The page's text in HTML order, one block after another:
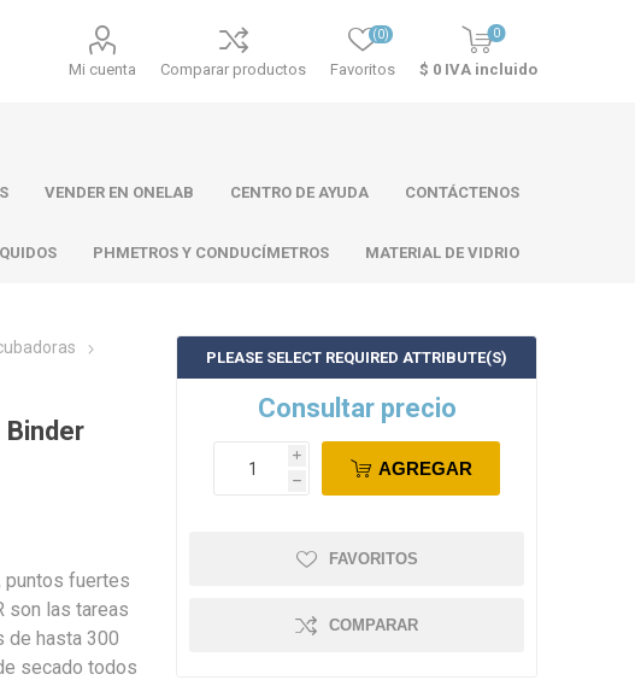
Mi cuenta Comparar productos Favoritos
(0) 0
$ 0 IVA incluido
Atago
Thermo
Scientific
VENDER EN ONELAB CENTRO DE AYUDA CONTÁCTENOS
PHMETROS Y CONDUCÍMETROS MATERIAL DE VIDRIO
Binder
puntos fuertes
son las tareas
de hasta 300
secado todos
PLEASE SELECT REQUIRED ATTRIBUTE(S)
Consultar precio
i
h
AGREGAR
FAVORITOS
COMPARAR